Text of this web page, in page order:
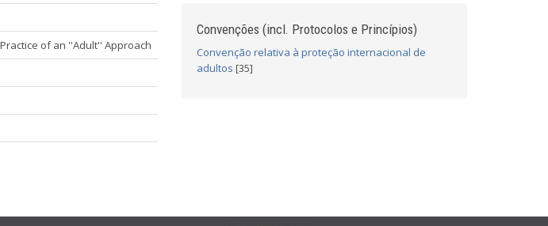
of an ''Adult'' Approach
Convenções (incl. Protocolos e Princípios)
Convenção relativa à proteção internacional de
adultos [35]